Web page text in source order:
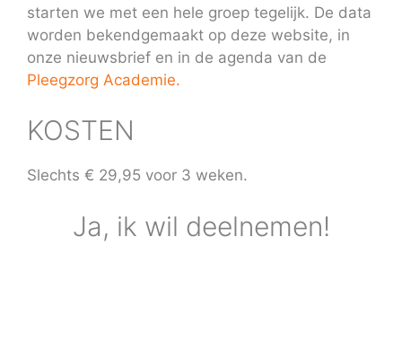
starten we met een hele groep tegelijk. De data
worden bekendgemaakt op deze website, in
onze nieuwsbrief en in de agenda van de
Pleegzorg Academie.
KOSTEN
Slechts € 29,95 voor 3 weken.
Ja, ik wil deelnemen!